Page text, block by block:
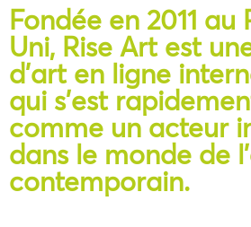
Fondée en 2011 au
Uni, Rise Art est
d’art en ligne
qui s’est
comme un acteur
dans le monde de
contemporain.